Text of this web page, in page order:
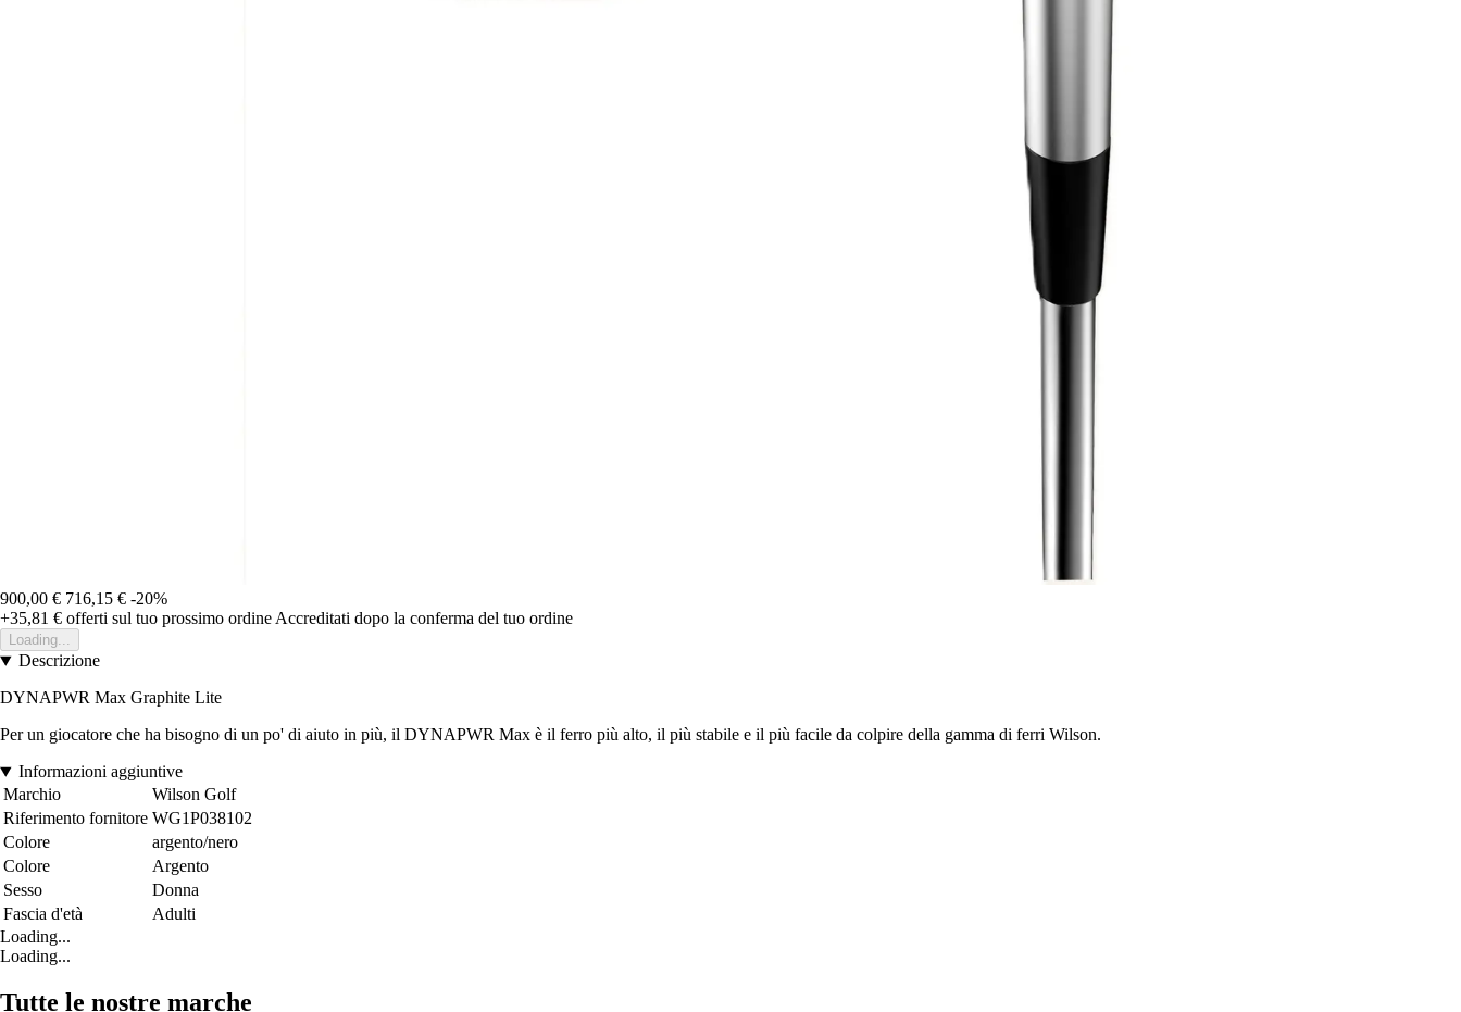
900,00 € 716,15 € -20%
+35,81 € offerti sul tuo prossimo ordineAccreditati dopo la conferma del tuo ordine
Loading...
Descrizione
DYNAPWR Max Graphite Lite
Per un giocatore che ha bisogno di un po' di aiuto in più, il DYNAPWR Max è il ferro più alto, il più stabile e il più facile da colpire della gamma di ferri Wilson.
Informazioni aggiuntive
Marchio
Wilson Golf
Riferimento fornitore WG1P038102
Colore
argento/nero
Colore
Argento
Sesso
Donna
Fascia d'età
Adulti
Loading...
Loading...
Tutte le nostre marche